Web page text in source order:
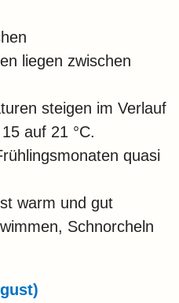
liegen zwischen
steigen im Verlauf
auf 21 °C.
quasi
warm und gut
Schnorcheln